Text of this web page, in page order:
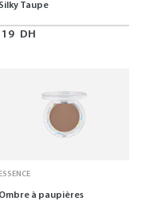
Silky Taupe
19 DH
ESSENCE
Ombre à paupières